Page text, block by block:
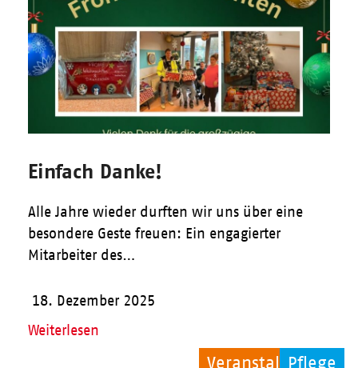
Kinder
Veranstaltungen
Pflege
Einfach Danke!
Alle Jahre wieder durften wir uns über eine
besondere Geste freuen: Ein engagierter
Mitarbeiter des…
18. Dezember 2025
Weiterlesen